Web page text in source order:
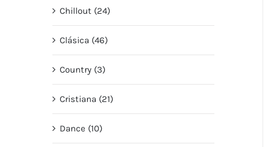
Chillout (24)
Clásica (46)
Country (3)
Cristiana (21)
Dance (10)